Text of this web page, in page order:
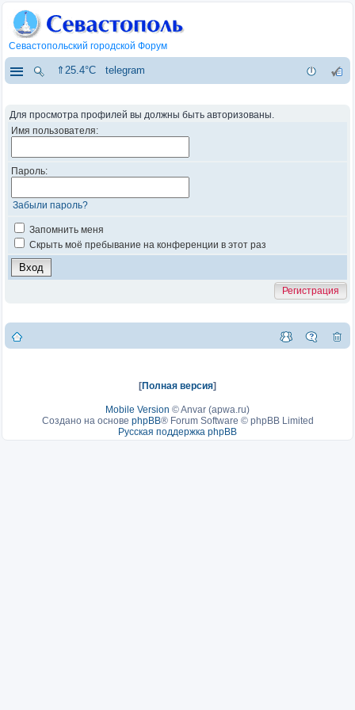
Севастопольский городской Форум
⇑25.4°C telegram
Для просмотра профилей вы должны быть авторизованы.
Имя пользователя:
Пароль:
Забыли пароль?
Запомнить меня
Скрыть моё пребывание на конференции в этот раз
Регистрация
[Полная версия]
Mobile Version ©Anvar (apwa.ru)
Создано на основе phpBB® Forum Software © phpBB Limited
Русская поддержка phpBB